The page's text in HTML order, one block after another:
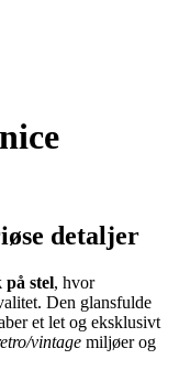
detaljer
på stel, hvor
Den glansfulde
et let og eksklusivt
vintage miljøer og